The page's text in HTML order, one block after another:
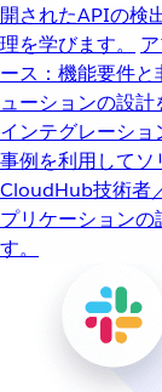
開されたAPIの検
理を学びます。
ース：機能要件と
ューションの設計
インテグレーシ
事例を利用してソ
CloudHub技術者
プリケーションの
す。